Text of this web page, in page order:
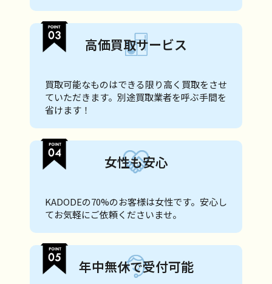
高価買取サービス
買取可能なものはできる限り高く買取をさせ
ていただきます。別途買取業者を呼ぶ手間を
省けます！
女性も安心
KADODEの70%のお客様は女性です。安心し
てお気軽にご依頼くださいませ。
年中無休で受付可能